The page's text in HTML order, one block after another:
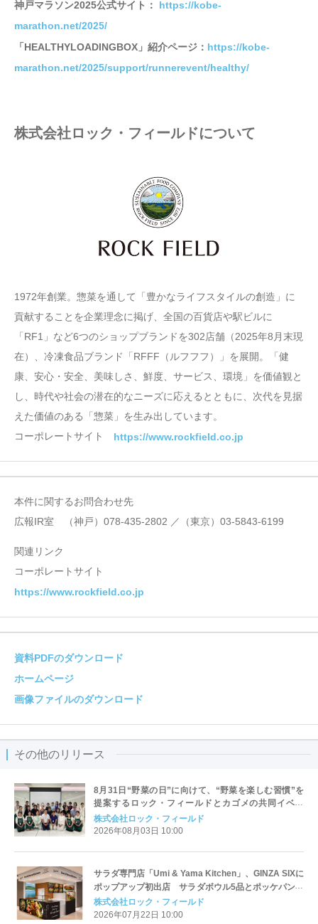
神戸マラソン2025公式サイト：
https://kobe-
marathon.net/2025/
「HEALTHYLOADINGBOX」紹介ページ： https://kobe-
marathon.net/2025/support/runnerevent/healthy/
株式会社ロック・フィールドについて
1972年創業。惣菜を通して「豊かなライフスタイルの創造」に
貢献することを企業理念に掲げ、全国の百貨店や駅ビルに
「RF1」など6つのショップブランドを302店舗（2025年8月末現
在）、冷凍食品ブランド「RFFF（ルフフフ）」を展開。「健
康、安心・安全、美味しさ、鮮度、サービス、環境」を価値観と
し、時代や社会の潜在的なニーズに応えるとともに、次代を見据
えた価値のある「惣菜」を生み出しています。
コーポレートサイト https://www.rockfield.co.jp
本件に関するお問合わせ先
広報IR室 （神戸）078-435-2802 ／（東京）03-5843-6199
関連リンク
コーポレートサイト
https://www.rockfield.co.jp
資料PDFのダウンロード
ホームページ
画像ファイルのダウンロード
その他のリリース
8月31日“野菜の日”に向けて、“野菜を楽しむ習慣”を
提案するロック・フィールドとカゴメの共同イベン
ト 「野菜の力を、おいしく知る日。」を開催しまし
た
株式会社ロック・フィールド
2026年08月03日 10:00
サラダ専門店「Umi & Yama Kitchen」、GINZA SIXに
ポップアップ初出店 サラダボウル5品とポッケパンサ
ラダ3品を展開、GINZA SIX限定メニューもラインアッ
プ
株式会社ロック・フィールド
2026年07月22日 10:00